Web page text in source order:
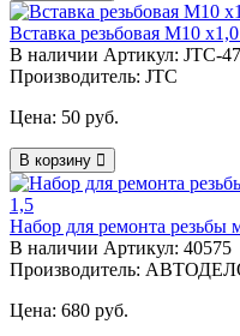
Вставка резьбовая М10
В наличии Артикул: JTC-
Производитель: JTC
Цена: 50 руб.
В корзину
Набор для ремонта резьбы
В наличии Артикул: 40575
Производитель:
Цена: 680 руб.